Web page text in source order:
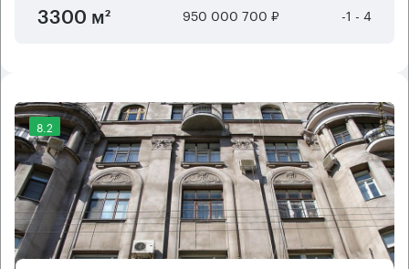
3300 м² 950 000 700 ₽ -1 - 4
8.2